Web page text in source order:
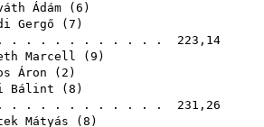
Ádám ( 6 )
Gergő ( 7 )
. . . . . . . . . . . . 223,14
Marcell ( 9 )
Áron ( 2 )
Bálint ( 8 )
. . . . . . . . . . . 231,26
Mátyás ( 8 )